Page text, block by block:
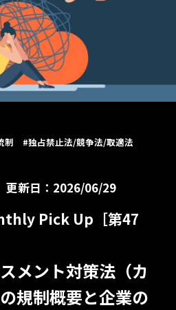
制
#独占禁止法/競争法/取適法
更新日：2026/06/29
Pick Up［第47
メント対策法（カ
規制概要と企業の